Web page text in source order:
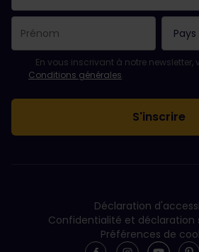
Votre abonnement a bien été pris en
Le champ adresse e-mail est
L'adresse e-mail n'est pas valide !
L'inscription à la newsletter a
Vous êtes déjà abonné(e) à cette
Veuillez accepter les conditions
En vous inscrivant à notre newsletter,
Conditions générales.
Déclaration
Confidentialité et déclaration
Préférences de